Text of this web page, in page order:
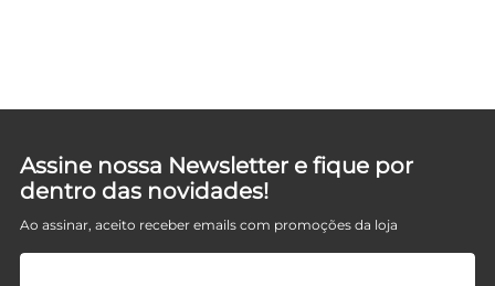
Assine nossa Newsletter e fique por
dentro das novidades!
Ao assinar, aceito receber emails com promoções da loja